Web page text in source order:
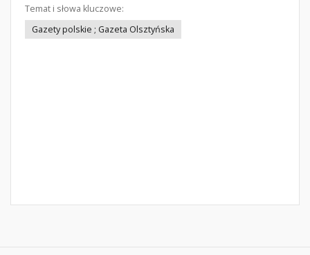
Temat i słowa kluczowe:
Gazety polskie ; Gazeta Olsztyńska